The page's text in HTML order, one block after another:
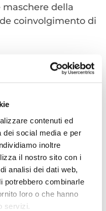
contenuti ed
dei social media e per
inoltre
il nostro sito con i
analisi dei dati web,
potrebbero combinarle
loro o che hanno
servizi.
maschere della
coinvolgimento di
di Cattolica